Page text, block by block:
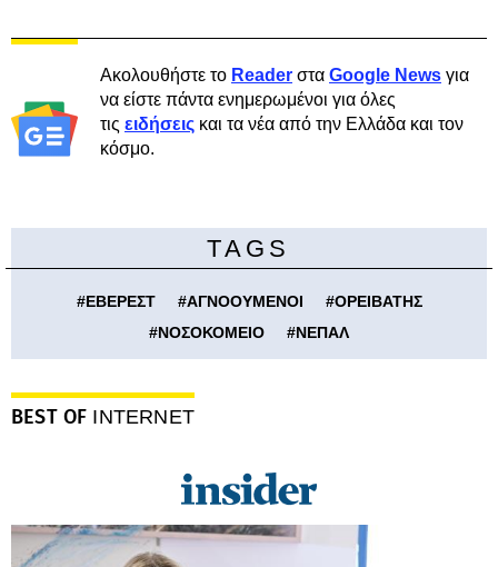
Ακολουθήστε το Reader στα Google News για
να είστε πάντα ενημερωμένοι για όλες
τις ειδήσεις και τα νέα από την Ελλάδα και τον
κόσμο.
TAGS
#ΕΒΕΡΕΣΤ #ΑΓΝΟΟΥΜΕΝΟΙ #ΟΡΕΙΒΑΤΗΣ
#ΝΟΣΟΚΟΜΕΙΟ #ΝΕΠΑΛ
BEST OF INTERNET